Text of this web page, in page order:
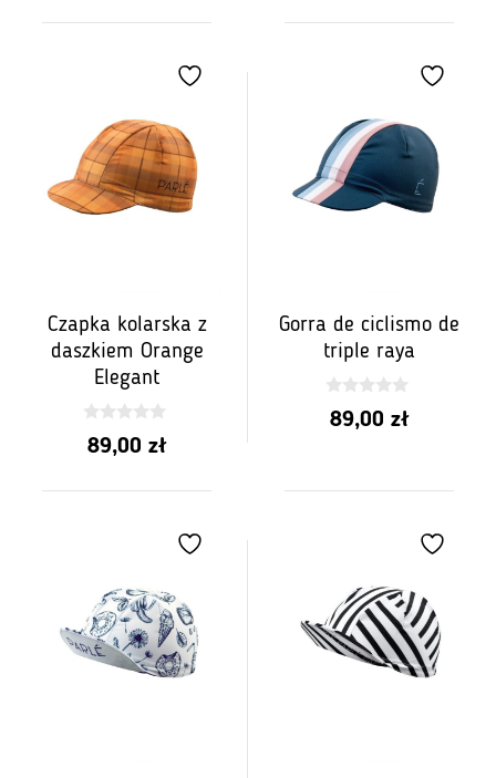
Czapka kolarska z
daszkiem Orange
Elegant
0
z89,00 zł
Gorra de ciclismo de
triple raya
0
z89,00 zł